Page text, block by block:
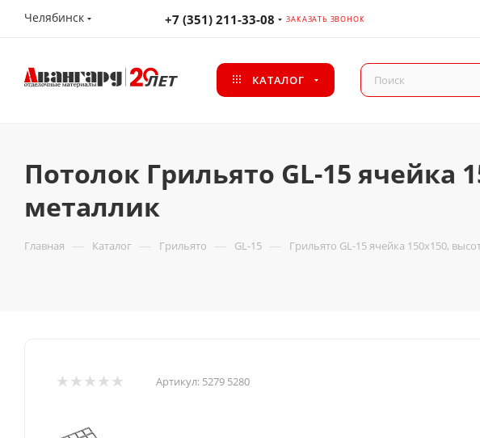
Челябинск +7 (351) 211-33-08 ЗАКАЗАТЬ ЗВОНОК
КАТАЛОГ
Потолок Грильято GL-15
металлик
Главная — Каталог — Грильято — GL-15 — Грильято GL-15 ячейка 150x150,
Артикул: 5279 5280